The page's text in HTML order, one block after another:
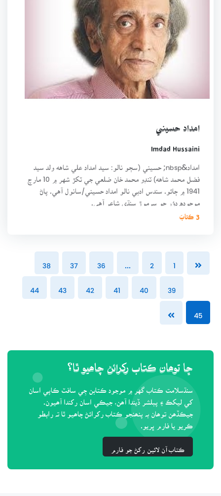
امداد حسيني
Imdad Hussaini
امداد&nbsp; حسيني (سڄو نالو: سيد امداد علي شاهه ولد سيد
فضل محمد شاهه) ٽنڊو محمد خان ضلعي جي ٽکڙ شهر ۾ 10 مارچ
1941 ۾ ڄائو. سندس ادبي نالو امداد حسيني/سانول آهي. پاڻ
موجوده دؤر جو سرموڙ سنڌي شاعر آهي.
3 ڪتابَ
1
2
36
37
38
39
40
41
42
43
44
45
ڇا توھان ڪتاب رکرائڻ چاھيو ٿا؟
سنڌسلامت ڪتاب گهر ۾ موجود ڪتابن جِي سافٽ ڪاپي اسان
کي ليکڪ ۽ پبلشر ڏيندا آھن، جيڪي اسان رکندا آھيون.
جيڪڏھن توھان بہ پنھنجو ڪتاب رکرائڻ چاھيو ٿا تہ رابطو
ڪريو يا فارم ڀريو.
ڪتاب آن لائين رکڻ جو فارم